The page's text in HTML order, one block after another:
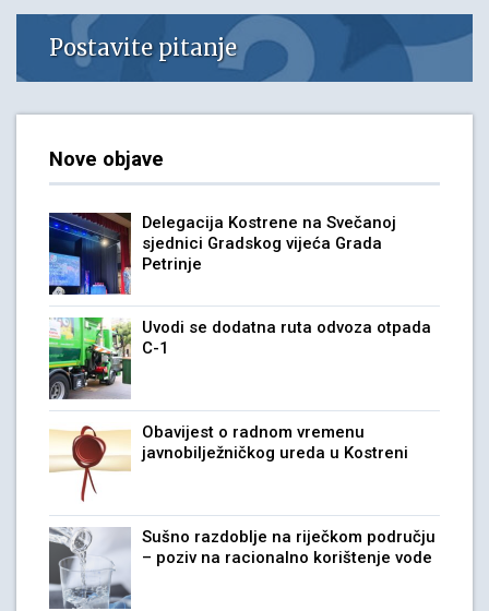
Postavite pitanje
Nove objave
Delegacija Kostrene na Svečanoj
sjednici Gradskog vijeća Grada
Petrinje
Uvodi se dodatna ruta odvoza otpada
C-1
Obavijest o radnom vremenu
javnobilježničkog ureda u Kostreni
Sušno razdoblje na riječkom području
– poziv na racionalno korištenje vode